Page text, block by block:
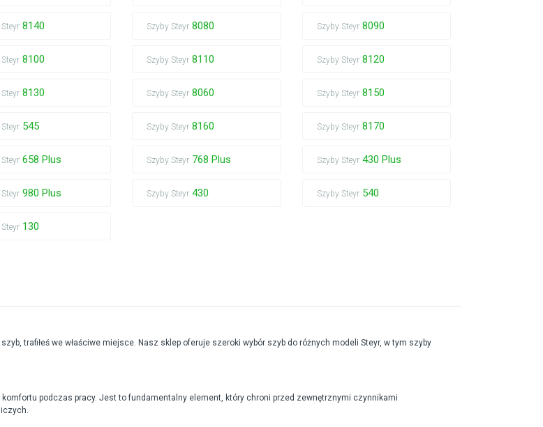
8140 Szyby Steyr 8080 Szyby Steyr8090
8100 Szyby Steyr 8110 Szyby Steyr8120
8130 Szyby Steyr 8060 Szyby Steyr8150
545 Szyby Steyr 8160 Szyby Steyr8170
658 Plus Szyby Steyr 768 Plus Szyby Steyr430 Plus
980 Plus Szyby Steyr 430 Szyby Steyr540
130
trafiłeś we właściwe miejsce. Nasz sklep oferuje szeroki wybór szyb do różnych modeli Steyr, w tym szyby
podczas pracy. Jest to fundamentalny element, który chroni przed zewnętrznymi czynnikami